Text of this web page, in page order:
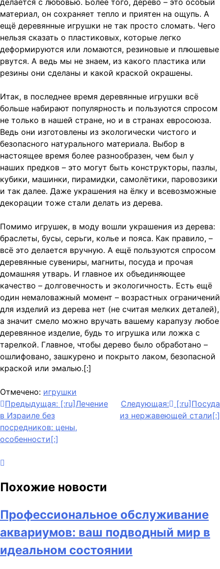
делается с любовью. Более того, дерево – это особый
материал, он сохраняет тепло и приятен на ощупь. А
ещё деревянные игрушки не так просто сломать. Чего
нельзя сказать о пластиковых, которые легко
деформируются или ломаются, резиновые и плюшевые
рвутся. А ведь мы не знаем, из какого пластика или
резины они сделаны и какой краской окрашены.
Итак, в последнее время деревянные игрушки всё
больше набирают популярность и пользуются спросом
не только в нашей стране, но и в странах евросоюза.
Ведь они изготовлены из экологически чистого и
безопасного натурального материала. Выбор в
настоящее время более разнообразен, чем был у
наших предков – это могут быть конструкторы, пазлы,
кубики, машинки, пирамидки, самолётики, паровозики
и так далее. Даже украшения на ёлку и всевозможные
декорации тоже стали делать из дерева.
Помимо игрушек, в моду вошли украшения из дерева:
браслеты, бусы, серьги, колье и пояса. Как правило, –
всё это делается вручную. А ещё пользуются спросом
деревянные сувениры, магниты, посуда и прочая
домашняя утварь. И главное их объединяющее
качество – долговечность и экологичность. Есть ещё
один немаловажный момент – возрастных ограничений
для изделий из дерева нет (не считая мелких деталей),
а значит смело можно вручать вашему карапузу любое
деревянное изделие, будь то игрушка или ложка с
тарелкой. Главное, чтобы дерево было обработано –
ошлифовано, зашкурено и покрыто лаком, безопасной
краской или эмалью.[:]
Отмечено: игрушки
Навигация
по
записям
Предыдущая: [:ru]Лечение
в Израиле без
посредников: цены,
особенности[:]
Следующая:
[:ru]Посуда
из нержавеющей стали[:]
Похожие новости
Профессиональное обслуживание
аквариумов: ваш подводный мир в
идеальном состоянии